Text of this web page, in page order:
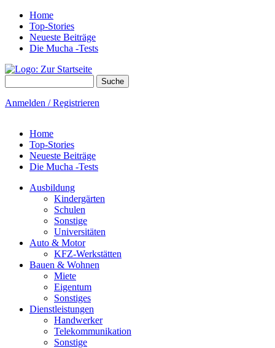
Home
Top-Stories
Neueste Beiträge
Die Mucha -Tests
Anmelden / Registrieren
Home
Top-Stories
Neueste Beiträge
Die Mucha -Tests
Ausbildung
Kindergärten
Schulen
Sonstige
Universitäten
Auto & Motor
KFZ-Werkstätten
Bauen & Wohnen
Miete
Eigentum
Sonstiges
Dienstleistungen
Handwerker
Telekommunikation
Sonstige